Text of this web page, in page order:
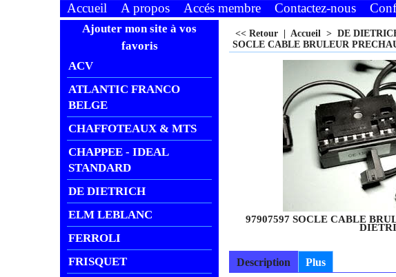
Accueil A propos Accés membre Contactez-nous
Ajouter mon site à vos
favoris
ACV
ATLANTIC FRANCO
BELGE
CHAFFOTEAUX & MTS
CHAPPEE - IDEAL
STANDARD
DE DIETRICH
ELM LEBLANC
FERROLI
FRISQUET
<< Retour Accueil > DE
SOCLE CABLE BRULEUR
97907597 SOCLE CABLE
Description Plus